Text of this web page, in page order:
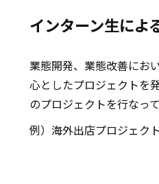
インターン生によ
業態開発、業態改善にお
心としたプロジェクトを
のプロジェクトを行なって
例）海外出店プロジェク